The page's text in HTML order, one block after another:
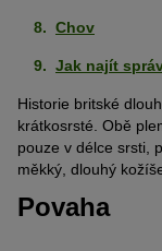
Chov
Jak najít
Historie britské
krátkosrsté. Obě
pouze v délce srsti,
měkký, dlouhý
Povaha